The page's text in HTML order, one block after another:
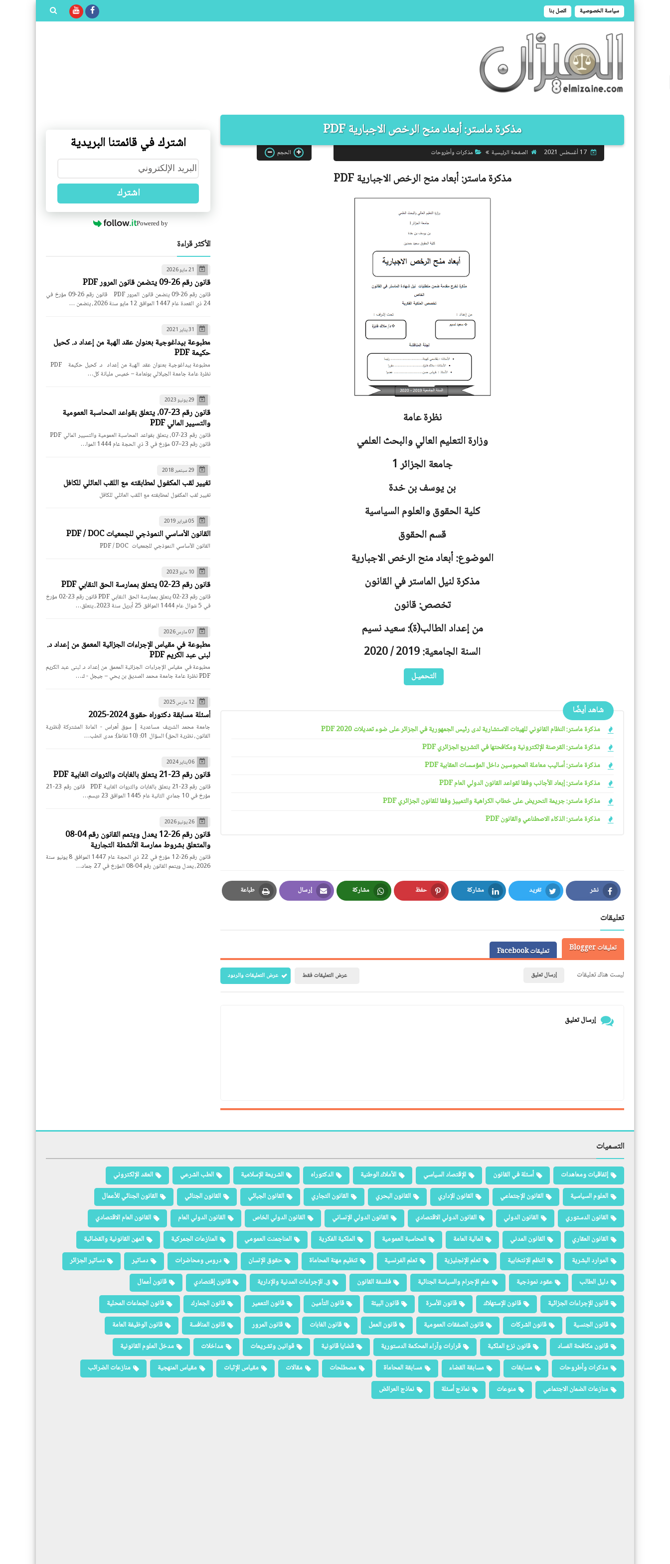
سياسة الخصوصية اتصل بنا
مذكرة ماستر: أبعاد منح الرخص الاجبارية PDF
17 أغسطس 2021 الصفحة الرئيسية مذكرات وأطروحات الحجم
مذكرة ماستر:أبعاد منح الرخص الاجبارية PDF
نظرة عامة
وزارة التعليم العالي والبحث العلمي
جامعةالجزائر 1
بن يوسف بن خدة
كلية الحقوق والعلوم السياسية
قسم الحقوق
الموضوع: أبعاد منح الرخص الاجبارية
مذكرة لنيل الماستر في القانون
تخصص: قانون
من إعداد الطالب(ة): سعيد نسيم
السنة الجامعية: 2019 / 2020
التحميـل
شاهد أيضًا
مذكرة ماستر: النظام القانوني للهيئات الاستشارية لدى رئيس الجمهورية في الجزائر على ضوء تعديلات 2020 PDF
مذكرة ماستر: القرصنة الإلكترونية ومكافحتها في التشريع الجزائري PDF
مذكرة ماستر: أساليب معاملة المحبوسين داخل المؤسسات العقابية PDF
مذكرة ماستر: إبعاد الأجانب وفقا لقواعد القانون الدولي العام PDF
مذكرة ماستر: جريمة التحريض على خطاب الكراهية والتمييز وفقا للقانون الجزائري PDF
مذكرة ماستر: الذكاء الاصطناعي والقانون PDF
نشر
Facebook
تغريد
Twitter
مشاركة
LinkedIn
حفظ
Pinterest
مشاركة
Whatsapp
إرسال
Email
طباعة
Print
تعليقات
تعليقات Blogger
تعليقات Facebook
ليست هناك تعليقات
إرسال تعليق عرض التعليقات فقط عرض التعليقات والردود
إرسال تعليق
اشترك في قائمتنا البريدية
اشترك
Powered by
الأكثر قراءة
21 مايو 2026
قانون رقم 26-09 يتضمن قانون المرور PDF
قانون رقم 26-09 يتضمن قانون المرور PDF قانون رقم 26-09 مؤرخ في
24 ذي القعدة عام 1447 الموافق 12 مايو سنة 2026، يتضمن …
31 يناير 2021
مطبوعة بيداغوجية بعنوان عقد الهبة من إعداد د. كحيل
حكيمة PDF
نظرة عامة جامعة الجيلالي بونعامة – خميس مليانة كل…
29 يونيو 2023
قانون رقم 23-07، يتعلق بقواعد المحاسبة العمومية
والتسيير المالي PDF
قانون رقم 23–07 مؤرخ في 3 ذي الحجة عام 1444 الموا…
29 سبتمبر 2018
تغيير لقب المكفول لمطابقته مع اللقب العائلي للكافل
تغيير لقب المكفول لمطابقته مع اللقب العائلي للكافل
05 فبراير 2019
القانون الأساسي النموذجي للجمعيات PDF / DOC
القانون الأساسي النموذجي للجمعيات PDF / DOC
10 مايو 2023
قانون رقم 23-02 يتعلق بممارسة الحق النقابي PDF
قانون رقم 23-02 يتعلق بممارسة الحق النقابي PDF قانون رقم 23-02 مؤرخ
في 5 شوال عام 1444 الموافق 25 أبريل سنة 2023، يتعلق…
07 مارس 2026
مطبوعة في مقياس الإجراءات الجزائية المعمق من إعداد د.
لبنى عبد الكريم PDF
مطبوعة في مقياس الإجراءات الجزائية المعمق من إعداد د. لبنى عبد الكريم
PDF نظرة عامة جامعة محمد الصديق بن يحي – جيجل - ك…
12 مارس 2025
أسئلة مسابقة دكتوراه حقوق 2024-2025
جامعة محمد الشريف مساعدية | سوق أهراس - المادة المشتركة (نظرية
القانون، نظرية الحق) السؤال 01: (10 نقاط): مدى انطب…
06 يناير 2024
قانون رقم 23-21 يتعلق بالغابات والثروات الغابية PDF
قانون رقم 23-21 يتعلق بالغابات والثروات الغابية PDF قانون رقم 23-21
مؤرخ في 10 جمادي الثانية عام 1445 الموافق 23 ديسم…
26 يونيو 2026
قانون رقم 26-12 يعدل ويتمم القانون رقم 04-08
والمتعلق بشروط ممارسة الأنشطة التجارية
قانون رقم 26-12 مؤرخ في 22 ذي الحجة عام 1447 الموافق 8 يونيو سنة
2026، يعدل ويتمم القانون رقم 04-08 المؤرخ في 27 جماد…
التسميات
إتفاقيات ومعاهدات أسئلة في القانون الإقتصاد السياسي الأملاك الوطنية الدكتوراه الشريعة الإسلامية الطب الشرعي
العقد الإلكتروني
العلوم السياسية
القانون الإجتماعي القانون الإداري القانون البحري القانون التجاري القانون الجبائي القانون الجنائي
القانون الجنائي للأعمال
القانون الدستوري
القانون الدولي القانون الدولي الاقتصادي القانون الدولي الإنساني القانون الدولي الخاص القانون الدولي العام
القانون العام الاقتصادي
القانون العقاري
القانون المدني المالية العامة المحاسبة العمومية الملكية الفكرية المناجمنت العمومي المنازعات الجمركية
المهن القانونية والقضائية
الموارد البشرية
النظم الإنتخابية تعلم الإنجليزية تعلم الفرنسية تنظيم مهنة المحاماة حقوق الإنسان دروس ومحاضرات دساتير
دساتير الجزائر
دليل الطالب
عقود نموذجية علم الإجرام والسياسة الجنائية فلسفة القانون ق. الإجراءات المدنية والإدارية قانون إقتصادي
قانون أعمال
قانون الإجراءات الجزائية
قانون الإستهلاك قانون الأسرة قانون البيئة قانون التأمين قانون التعمير قانون الجمارك
قانون الجماعات المحلية
قانون الجنسية
قانون الشركات قانون الصفقات العمومية قانون العمل قانون الغابات قانون المرور قانون المنافسة
قانون الوظيفة العامة
قانون مكافحة الفساد
قانون نزع الملكية قرارات وآراء المحكمة الدستورية قضايا قانونية قوانين وتشريعات مداخلات
مدخل العلوم القانونية
مذكرات وأطروحات
مسابقات مسابقة القضاء مسابقة المحاماة مصطلحات مقالات مقياس الإثبات مقياس المنهجية
منازعات الضرائب
منازعات الضمان الاجتماعي
منوعات نماذج أسئلة نماذج العرائض